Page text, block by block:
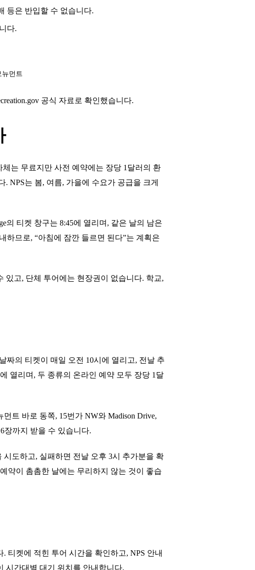
등은 반입할 수 없습니다.
다.
먼트
공식 자료로 확인했습니다.
는 무료지만 사전 예약에는 장당 1달러의 환
NPS는 봄, 여름, 가을에 수요가 공급을 크게
의 티켓 창구는 8:45에 열리며, 같은 날의 남은
하므로, “아침에 잠깐 들르면 된다”는 계획은
있고, 단체 투어에는 현장권이 없습니다. 학교,
짜의 티켓이 매일 오전 10시에 열리고, 전날 추
열리며, 두 종류의 온라인 예약 모두 장당 1달
트 바로 동쪽, 15번가 NW와 Madison Drive,
장까지 받을 수 있습니다.
도하고, 실패하면 전날 오후 3시 추가분을 확
약이 촘촘한 날에는 무리하지 않는 것이 좋습
티켓에 적힌 투어 시간을 확인하고, NPS 안내
시간대별 대기 위치를 안내합니다.